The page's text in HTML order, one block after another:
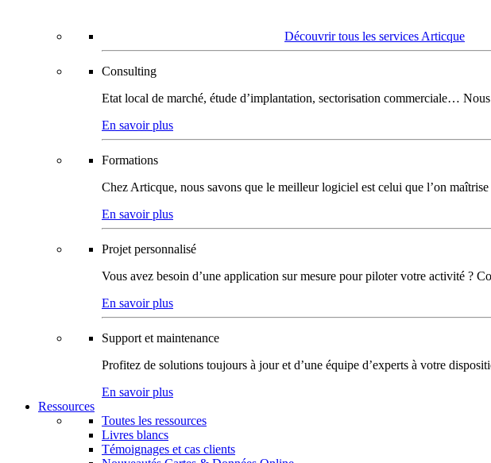
Découvrir tous les services Articque
Consulting
Etat local de marché, étude d’implantation, sectorisation commerciale…
En savoir plus
Formations
Chez Articque, nous savons que le meilleur logiciel est celui que l’on
En savoir plus
Projet personnalisé
Vous avez besoin d’une application sur mesure pour piloter votre activité ?
En savoir plus
Support et maintenance
Profitez de solutions toujours à jour et d’une équipe d’experts à votre
En savoir plus
Ressources
Toutes les ressources
Livres blancs
Témoignages et cas clients